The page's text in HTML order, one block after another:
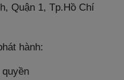
Quận 1, Tp.Hồ Chí
hành: